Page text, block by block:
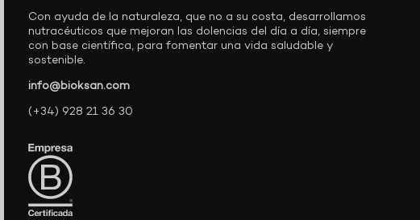
Con ayuda de la naturaleza, que no a su costa, desarrollamos
nutracéuticos que mejoran las dolencias del día a día, siempre
con base científica, para fomentar una vida saludable y
sostenible.
info@bioksan.com
(+34) 928 21 36 30